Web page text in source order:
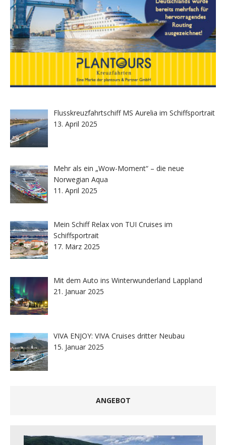
Flusskreuzfahrtschiff MS Aurelia im Schiffsportrait
13. April 2025
Mehr als ein „Wow-Moment“ – die neue
Norwegian Aqua
11. April 2025
Mein Schiff Relax von TUI Cruises im
Schiffsportrait
17. März 2025
Mit dem Auto ins Winterwunderland Lappland
21. Januar 2025
VIVA ENJOY: VIVA Cruises dritter Neubau
15. Januar 2025
ANGEBOT